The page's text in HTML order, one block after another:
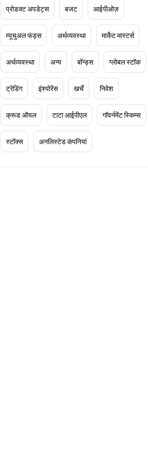
प्रोडक्ट अपडेट्स बजट आईपीओज़
म्यूचुअल फंड्स अर्थव्यवस्था मार्केट मास्टर्स
अर्थव्यवस्था अन्य बॉन्ड्स ग्लोबल स्टॉक
ट्रेडिंग इंश्योरेंस खर्चे निवेश
क्रूड ऑयल टाटा आईपीएल गॉवर्नमेंट स्किम्स
स्टॉक्स अनलिस्टेड कंपनियां